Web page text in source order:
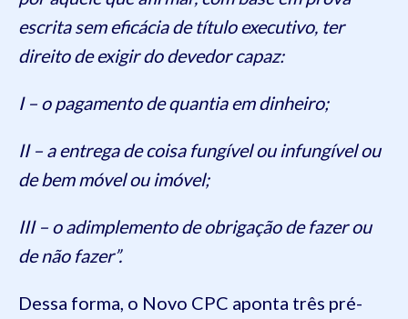
escrita sem eficácia de título executivo, ter
direito de exigir do devedor capaz:
I – o pagamento de quantia em dinheiro;
II – a entrega de coisa fungível ou infungível ou
de bem móvel ou imóvel;
III – o adimplemento de obrigação de fazer ou
de não fazer”.
Dessa forma, o Novo CPC aponta três pré-